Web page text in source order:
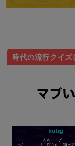
時代の流行クイズ